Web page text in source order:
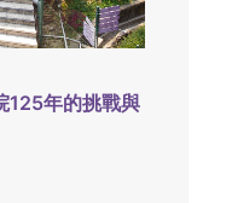
125年的挑戰與